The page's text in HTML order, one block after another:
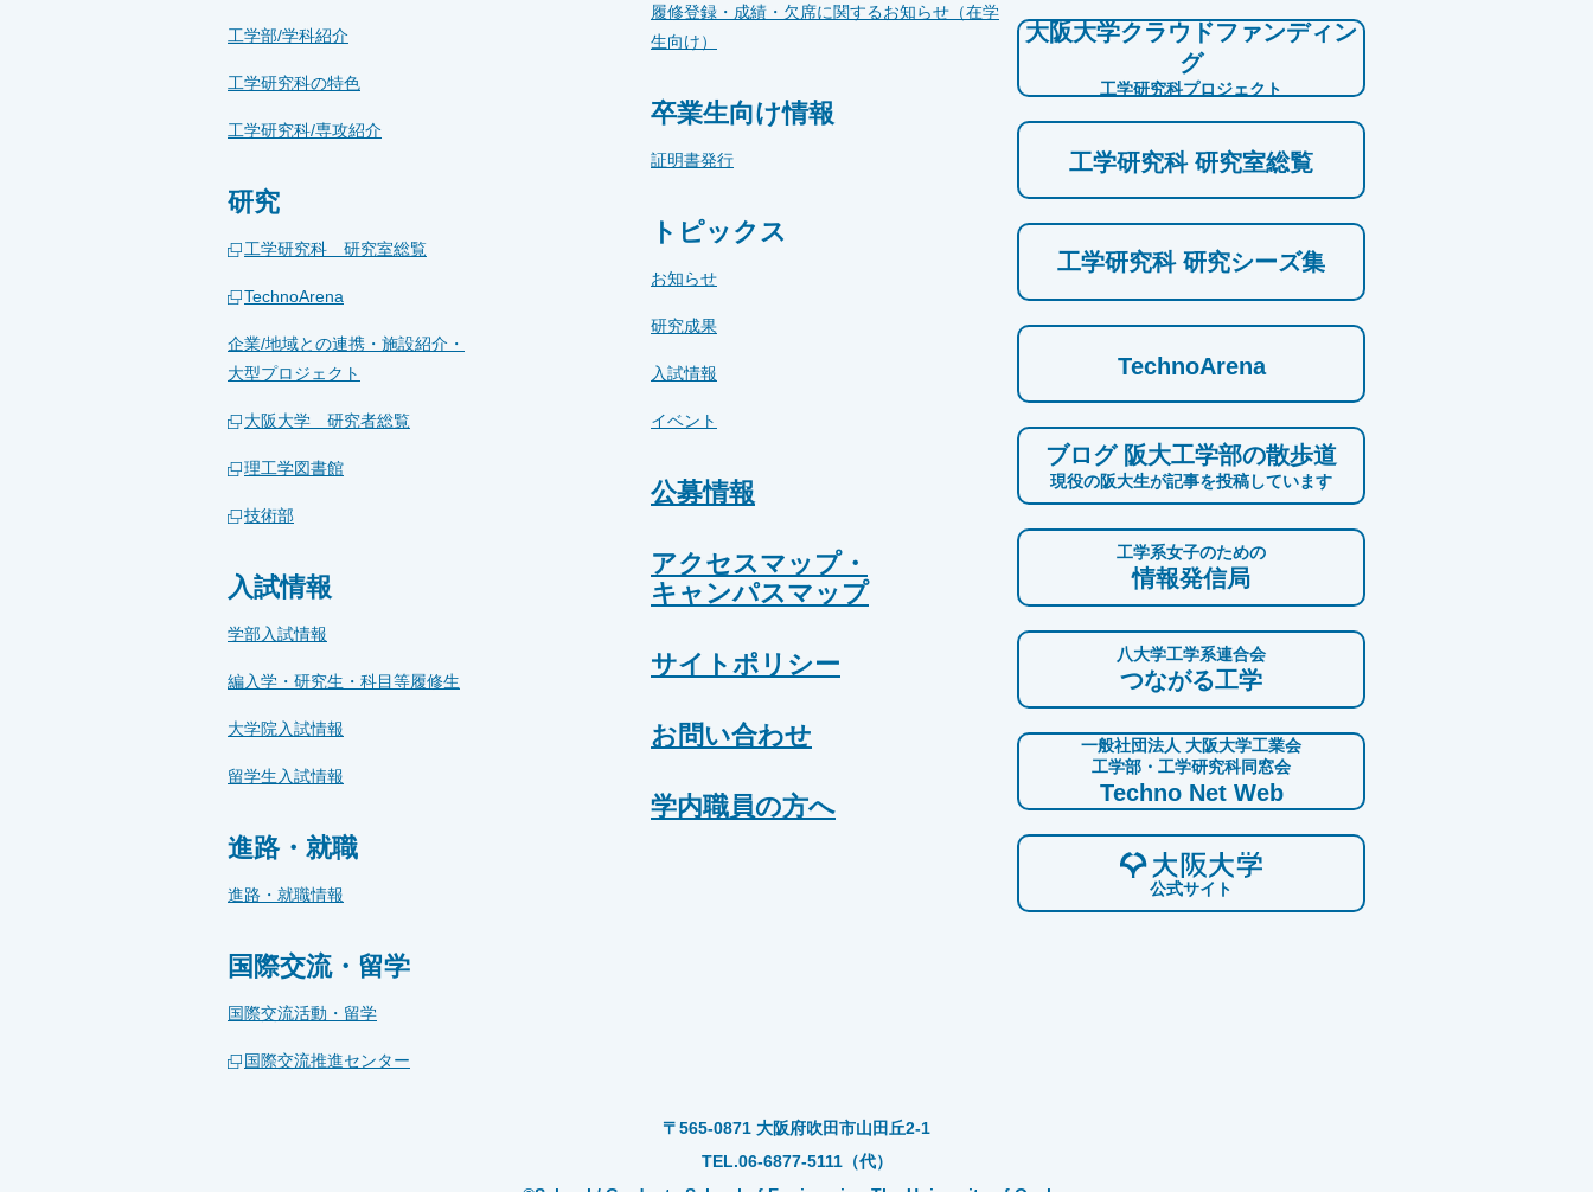
工学部/学科紹介
工学研究科の特色
工学研究科/専攻紹介
研究
工学研究科 研究室総覧
TechnoArena
企業/地域との連携・施設紹介・
大型プロジェクト
大阪大学 研究者総覧
理工学図書館
技術部
入試情報
学部入試情報
編入学・研究生・科目等履修生
大学院入試情報
留学生入試情報
進路・就職
進路・就職情報
国際交流・留学
国際交流活動・留学
国際交流推進センター
履修登録・成績・欠席に関するお知らせ（在学
生向け）
卒業生向け情報
証明書発行
トピックス
お知らせ
研究成果
入試情報
イベント
公募情報
アクセスマップ・
キャンパスマップ
サイトポリシー
お問い合わせ
学内職員の方へ
大阪大学クラウドファンディン
グ
工学研究科プロジェクト
工学研究科 研究室総覧
工学研究科 研究シーズ集
TechnoArena
ブログ 阪大工学部の散歩道
現役の阪大生が記事を投稿しています
工学系女子のための
情報発信局
八大学工学系連合会
つながる工学
一般社団法人 大阪大学工業会
工学部・工学研究科同窓会
Techno Net Web
公式サイト
〒565-0871 大阪府吹田市山田丘2-1
TEL.06-6877-5111（代）